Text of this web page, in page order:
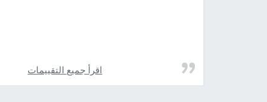
اقرأ جميع التقييمات